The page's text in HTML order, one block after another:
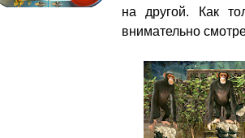
на другой. Как
внимательно